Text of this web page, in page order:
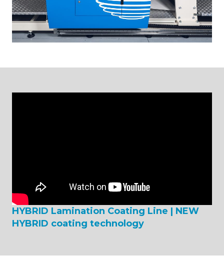
HYBRID Lamination Coating Line | NEW
HYBRID coating technology